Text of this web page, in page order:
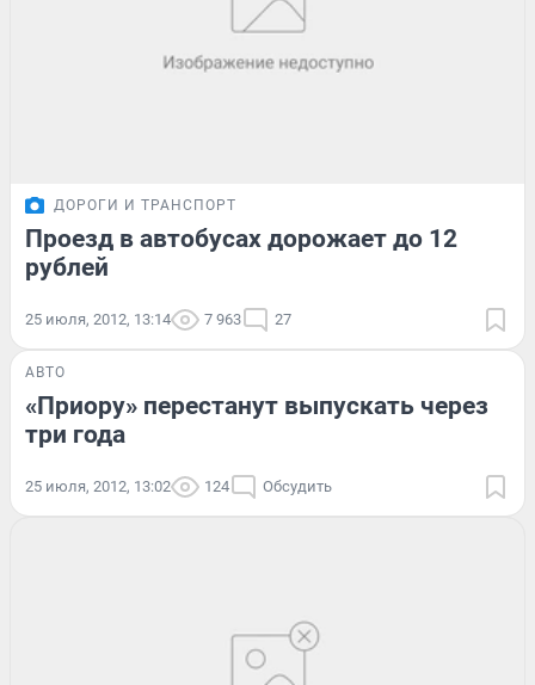
ДОРОГИ И ТРАНСПОРТ
Проезд в автобусах дорожает до 12
рублей
25 июля, 2012, 13:14 7 963 27
АВТО
«Приору» перестанут выпускать через
три года
25 июля, 2012, 13:02 124 Обсудить